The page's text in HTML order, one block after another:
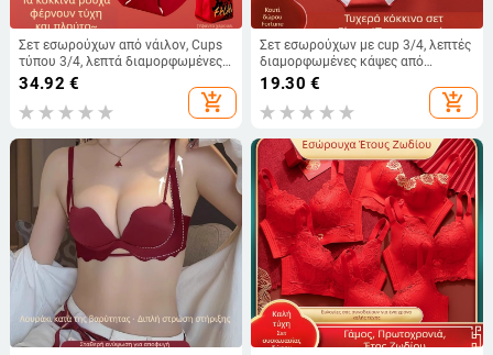
Σετ εσωρούχων από νάιλον, Cups
τύπου 3/4, λεπτά διαμορφωμένες
cups, σταθερές διπλές ιμάντες,
χωρίς ραφές στο μπροστινό μέρος
34.92 €
add_shopping_cart
Σετ εσωρούχων με cup 3/4, λεπτές
διαμορφωμένες κάψες από
βαμβάκι, ύφασμα νάιλον/
πολυαμίδιο, χωρίς μεταλλικό
δαχτύλιο, κλείσιμο πίσω με τρία
19.30 €
add_shopping_cart